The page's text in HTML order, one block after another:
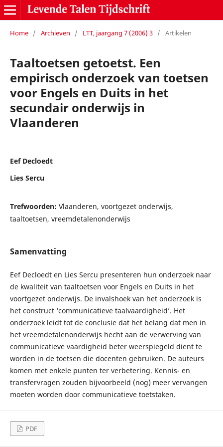
Home / Archieven / LTT, jaargang 7 (2006) 3 / Artikelen
Taaltoetsen getoetst. Een
empirisch onderzoek van toetsen
voor Engels en Duits in het
secundair onderwijs in
Vlaanderen
Eef Decloedt
Lies Sercu
Trefwoorden: Vlaanderen, voortgezet onderwijs,
taaltoetsen, vreemdetalenonderwijs
Samenvatting
Eef Decloedt en Lies Sercu presenteren hun onderzoek naar
de kwaliteit van taaltoetsen voor Engels en Duits in het
voortgezet onderwijs. De invalshoek van het onderzoek is
het construct ‘communicatieve taalvaardigheid’. Het
onderzoek leidt tot de conclusie dat het belang dat men in
het vreemdetalenonderwijs hecht aan de verwerving van
communicatieve vaardigheid beter weerspiegeld dient te
worden in de toetsen die docenten gebruiken. De auteurs
komen met enkele punten ter verbetering. Kennis- en
transfervragen zouden bijvoorbeeld (nog) meer vervangen
moeten worden door communicatieve toetstaken.
PDF